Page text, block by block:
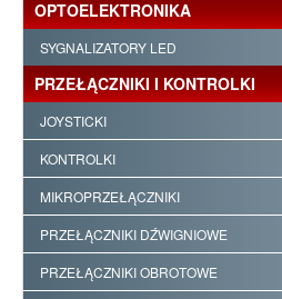
OPTOELEKTRONIKA
SYGNALIZATORY LED
PRZEŁĄCZNIKI I KONTROLKI
JOYSTICKI
KONTROLKI
MIKROPRZEŁĄCZNIKI
PRZEŁĄCZNIKI DŹWIGNIOWE
PRZEŁĄCZNIKI OBROTOWE